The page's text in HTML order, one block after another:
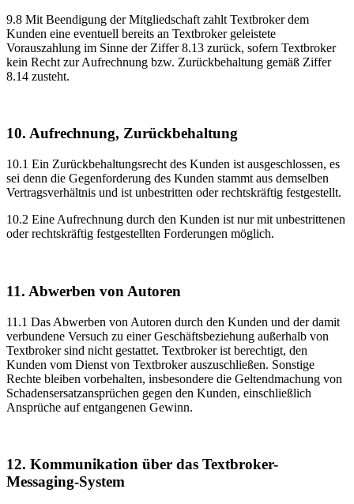
9.8 Mit Beendigung der Mitgliedschaft zahlt Textbroker dem
Kunden eine eventuell bereits an Textbroker geleistete
Vorauszahlung im Sinne der Ziffer 8.13 zurück, sofern Textbroker
kein Recht zur Aufrechnung bzw. Zurückbehaltung gemäß Ziffer
8.14 zusteht.
10. Aufrechnung, Zurückbehaltung
10.1 Ein Zurückbehaltungsrecht des Kunden ist ausgeschlossen, es
sei denn die Gegenforderung des Kunden stammt aus demselben
Vertragsverhältnis und ist unbestritten oder rechtskräftig festgestellt.
10.2 Eine Aufrechnung durch den Kunden ist nur mit unbestrittenen
oder rechtskräftig festgestellten Forderungen möglich.
11. Abwerben von Autoren
11.1 Das Abwerben von Autoren durch den Kunden und der damit
verbundene Versuch zu einer Geschäftsbeziehung außerhalb von
Textbroker sind nicht gestattet. Textbroker ist berechtigt, den
Kunden vom Dienst von Textbroker auszuschließen. Sonstige
Rechte bleiben vorbehalten, insbesondere die Geltendmachung von
Schadensersatzansprüchen gegen den Kunden, einschließlich
Ansprüche auf entgangenen Gewinn.
12. Kommunikation über das Textbroker-
Messaging-System